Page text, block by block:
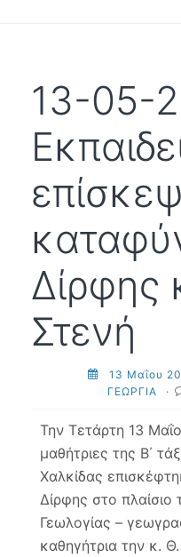
13-05-
Δίρφης
Στενή
13 Μαΐου
ΓΕΩΡΓΙΑ
·
Την Τετάρτη 13
μαθήτριες της Β΄
Χαλκίδας
Δίρφης στο
Γεωλογίας –
καθηγήτρια την κ.